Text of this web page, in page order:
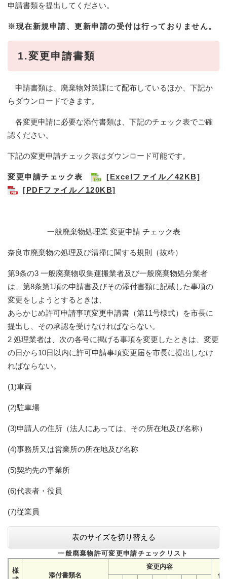
申請書類を提出してください。
※現在新規申請、更新申請の受付は行っておりません。
1.変更申請書類
申請書類は、廃棄物対策課にて配布しているほか、下記か
らダウンロードできます。
各変更申請に必要な添付書類は、下記のチェック表でご確
認ください。
下記の変更申請チェック表はダウンロード可能です。
変更申請チェック表
[Excelファイル／42KB]
[PDFファイル／120KB]
一般廃棄物処理業 変更申請 チェック表
奈良市廃棄物の処理及び清掃に関する規則（抜粋）
第9条の3 一般廃棄物収集運搬業者及び一般廃棄物処分業者
は、第8条第1項の申請書及びその添付書類に記載した事項の
変更をしようとするときは、
あらかじめ許可申請事項変更申請書（第11号様式）を市長に
提出し、その承認を受けなければならない。
2 処理業者は、次の各号に掲げる事項を変更したときは、変更
の日から10日以内に許可申請事項変更届を市長に提出しなけ
ればならない。
(1)車両
(2)駐車場
(3)申請人の住所（法人にあっては、その所在地及び名称）
(4)事務所又は営業所の所在地及び名称
(5)契約先の事業所
(6)代表者・役員
(7)従業員
表のサイズを切り替える
一般廃棄物許可変更申請チェックリスト
様
添付書類名
変更内容
備